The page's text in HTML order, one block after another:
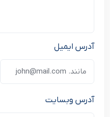
آدرس ایمیل
آدرس وبسایت